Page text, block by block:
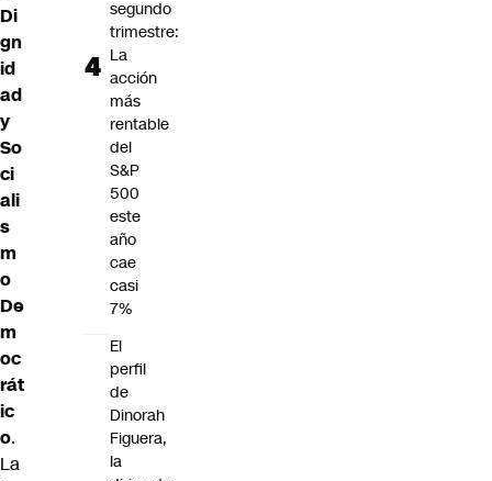
Di
gn
id
ad
y
So
ci
ali
s
m
o
De
m
oc
rát
ic
o.
La
segundo
trimestre:
La
acción
más
rentable
del
S&P
500
este
año
cae
casi
7%
El
perfil
de
Dinorah
Figuera,
la